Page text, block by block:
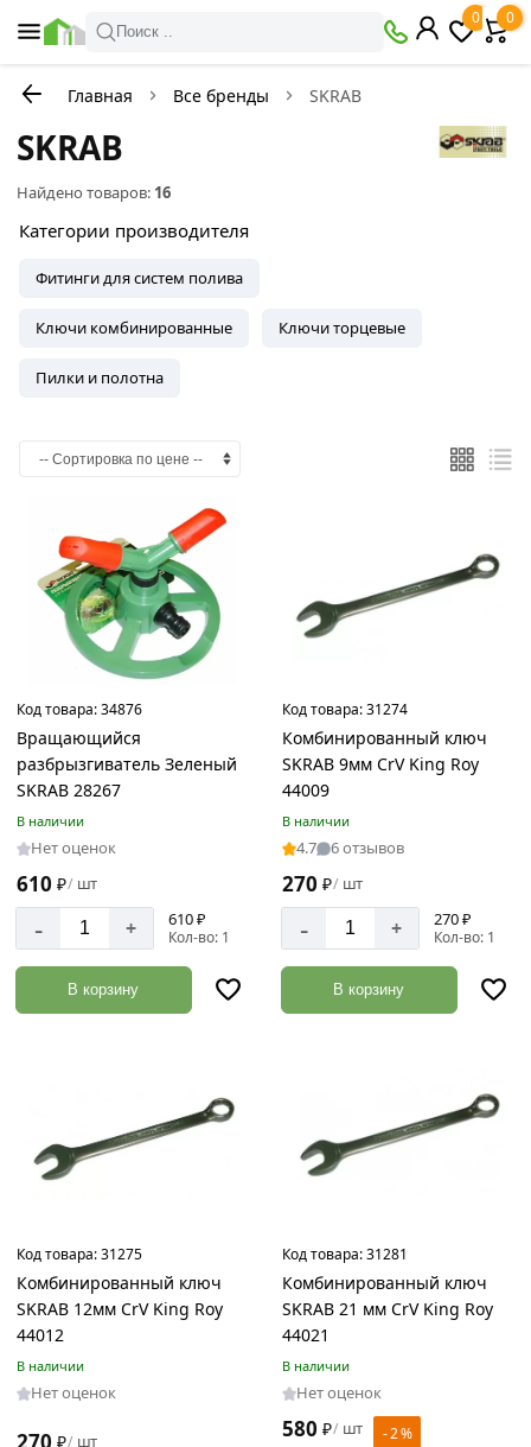
Поиск ..
0 0
Главная Все бренды SKRAB
SKRAB
Найдено товаров: 16
Категории производителя
Фитинги для систем полива
Ключи комбинированные Ключи торцевые
Пилки и полотна
Код товара:34876
Вращающийся
разбрызгиватель Зеленый
SKRAB 28267
В наличии
Нет оценок
610 ₽/ шт
- + 610 ₽
Кол-во: 1
В корзину
Код товара:31274
Комбинированный ключ
SKRAB 9мм CrV King Roy
44009
В наличии
4.7 6 отзывов
270 ₽/ шт
- + 270 ₽
Кол-во: 1
В корзину
Код товара:31275
Комбинированный ключ
SKRAB 12мм CrV King Roy
44012
В наличии
Нет оценок
270 ₽/ шт
Код товара:31281
Комбинированный ключ
SKRAB 21 мм CrV King Roy
44021
В наличии
Нет оценок
580 ₽/ шт
- 2 %